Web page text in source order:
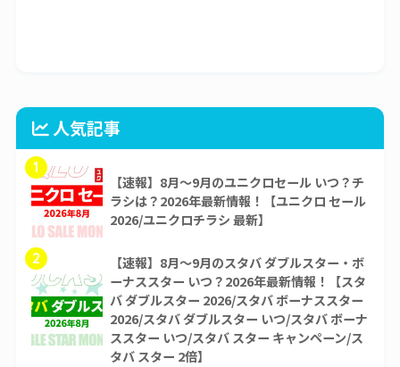
人気記事
1
【速報】8月～9月のユニクロセール いつ？チ
ラシは？2026年最新情報！【ユニクロ セール
2026/ユニクロチラシ 最新】
2
【速報】8月～9月のスタバ ダブルスター・ボ
ーナススター いつ？2026年最新情報！【スタ
バ ダブルスター 2026/スタバ ボーナススター
2026/スタバ ダブルスター いつ/スタバ ボーナ
ススター いつ/スタバ スター キャンペーン/ス
タバ スター 2倍】